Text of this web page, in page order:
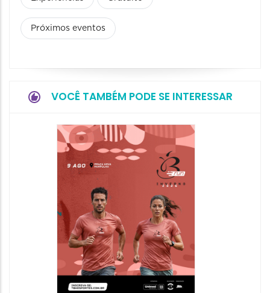
Próximos eventos
VOCÊ TAMBÉM PODE SE INTERESSAR